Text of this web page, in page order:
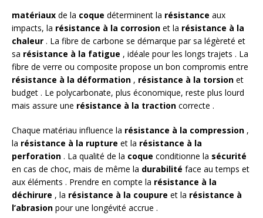
matériaux de la coque déterminent la résistance aux
impacts, la résistance à la corrosion et la résistance à la
chaleur . La fibre de carbone se démarque par sa légèreté et
sa résistance à la fatigue , idéale pour les longs trajets . La
fibre de verre ou composite propose un bon compromis entre
résistance à la déformation , résistance à la torsion et
budget . Le polycarbonate, plus économique, reste plus lourd
mais assure une résistance à la traction correcte .
Chaque matériau influence la résistance à la compression ,
la résistance à la rupture et la résistance à la
perforation . La qualité de la coque conditionne la sécurité
en cas de choc, mais de même la durabilité face au temps et
aux éléments . Prendre en compte la résistance à la
déchirure , la résistance à la coupure et la résistance à
l’abrasion pour une longévité accrue .